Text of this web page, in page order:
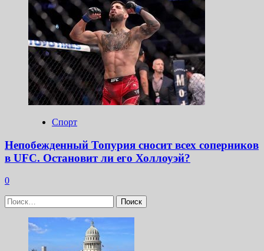
Спорт
Непобежденный Топурия сносит всех соперников
в UFC. Остановит ли его Холлоуэй?
0
Найти: